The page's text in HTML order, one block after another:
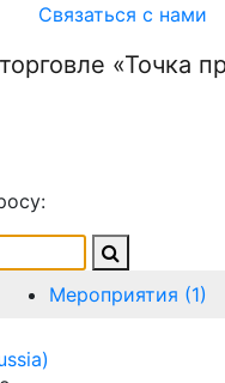
Связаться с нами
Мероприятия (1)